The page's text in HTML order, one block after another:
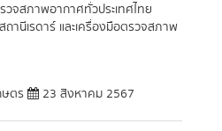
จสภาพอากาศทั่วประเทศไทย
านีเรดาร์ และเครื่องมือตรวจสภาพ
ษตร 23 สิงหาคม 2567